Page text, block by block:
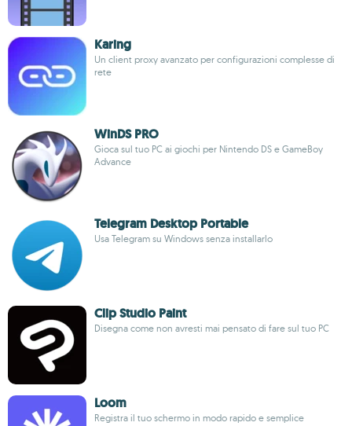
Karing
Un client proxy avanzato per configurazioni complesse di
rete
WinDS PRO
Gioca sul tuo PC ai giochi per Nintendo DS e GameBoy
Advance
Telegram Desktop Portable
Usa Telegram su Windows senza installarlo
Clip Studio Paint
Disegna come non avresti mai pensato di fare sul tuo PC
Loom
Registra il tuo schermo in modo rapido e semplice